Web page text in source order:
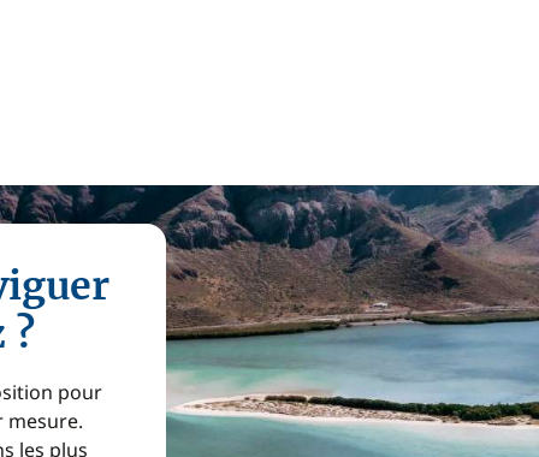
?
pour
mesure.
les plus